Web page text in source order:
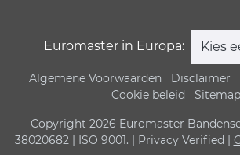
Euromaster in Europa: Kies
Algemene Voorwaarden Disclaimer
Cookie beleid
Sitemap
Copyright 2026 Euromaster
38020682 | ISO 9001. | Privacy Verified |